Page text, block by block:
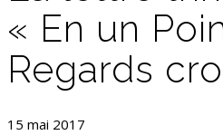
« En un
Regards
15 mai 2017